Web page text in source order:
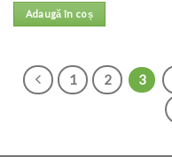
Adaugă în coș
1 2 3